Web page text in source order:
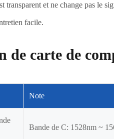
transparent et ne change pas le
facile.
de carte de
Note
Bande de C: 1528nm ~